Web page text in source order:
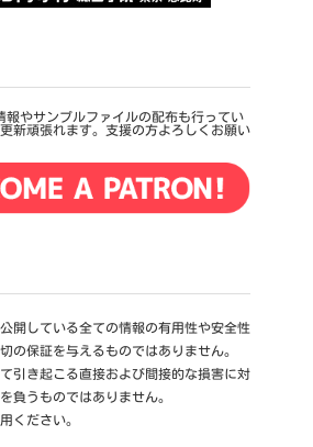
報やサンプルファイルの配布も行ってい
新頑張れます。支援の方よろしくお願い
開している全ての情報の有用性や安全性
の保証を与えるものではありません。
引き起こる直接および間接的な損害に対
負うものではありません。
ください。